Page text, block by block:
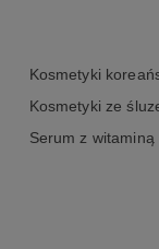
Kosmetyki
Serum z witaminą